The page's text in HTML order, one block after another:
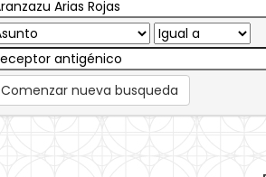
Comenzar nueva busqueda